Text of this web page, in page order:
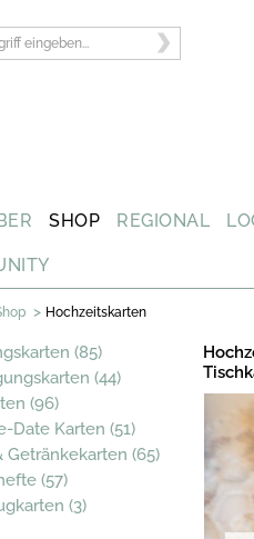
SHOP REGIONAL
> Hochzeitskarten
(85)
(44)
(96)
Date Karten (51)
Getränkekarten (65)
(57)
(3)